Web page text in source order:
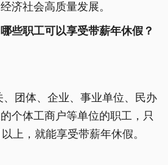
济社会高质量发展。
些职工可以享受带薪年休假？
团体、企业、事业单位、民办
个体工商户等单位的职工，只
上，就能享受带薪年休假。